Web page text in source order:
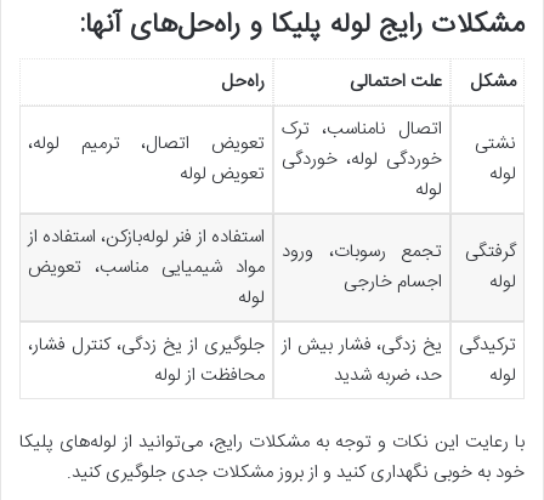
مشکلات رایج لوله پلیکا و راه‌حل‌های آنها:
مشکل علت احتمالی راه‌حل
نشتی
لوله
اتصال نامناسب، ترک
خوردگی لوله، خوردگی
لوله
تعویض اتصال، ترمیم لوله،
تعویض لوله
گرفتگی
لوله
تجمع رسوبات، ورود
اجسام خارجی
استفاده از فنر لوله‌بازکن، استفاده از
مواد شیمیایی مناسب، تعویض
لوله
ترکیدگی
لوله
یخ زدگی، فشار بیش از
حد، ضربه شدید
جلوگیری از یخ زدگی، کنترل فشار،
محافظت از لوله
با رعایت این نکات و توجه به مشکلات رایج، می‌توانید از لوله‌های پلیکا
خود به خوبی نگهداری کنید و از بروز مشکلات جدی جلوگیری کنید.